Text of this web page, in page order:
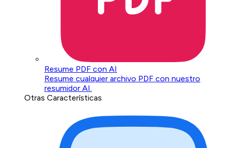
Resume PDF con AI
Resume cualquier archivo PDF con nuestro
resumidor AI.
Otras Características